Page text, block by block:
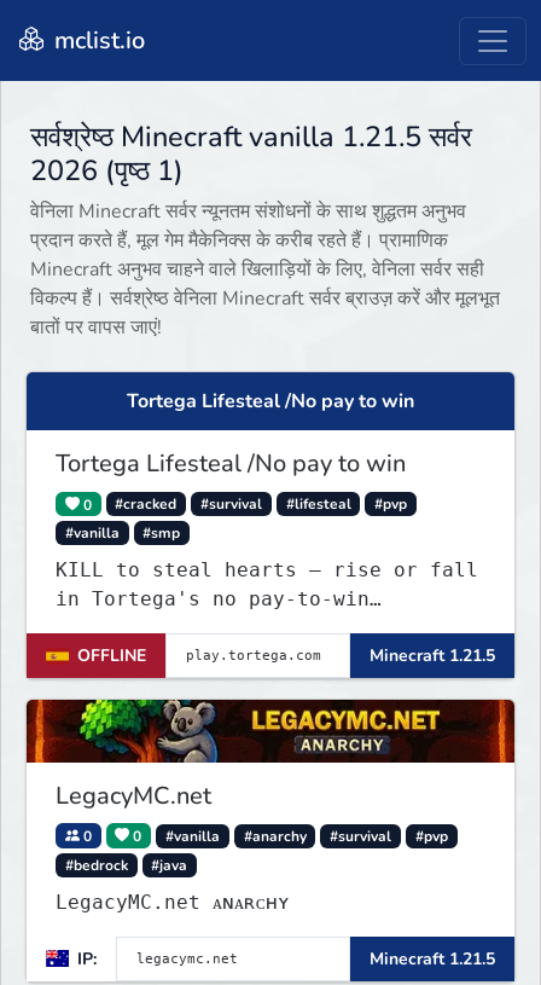
mclist.io
सर्वश्रेष्ठ Minecraft vanilla 1.21.5 सर्वर
2026 (पृष्ठ 1)
वेनिला Minecraft सर्वर न्यूनतम संशोधनों के साथ शुद्धतम अनुभव
प्रदान करते हैं, मूल गेम मैकेनिक्स के करीब रहते हैं। प्रामाणिक
Minecraft अनुभव चाहने वाले खिलाड़ियों के लिए, वेनिला सर्वर सही
विकल्प हैं। सर्वश्रेष्ठ वेनिला Minecraft सर्वर ब्राउज़ करें और मूलभूत
बातों पर वापस जाएं!
Tortega Lifesteal /No pay to win
Tortega Lifesteal /No pay to win
0 #cracked #survival #lifesteal
#pvp
#vanilla
#smp
KILL to steal hearts – rise or fall
in Tortega's no pay-to-win
Lifesteal SMP. Survive brutal
fights, form powerful teams, and
dominate the EU arena.
OFFLINE Minecraft 1.21.5
LegacyMC.net
0 0 #vanilla #anarchy #survival
#pvp
#bedrock
#java
LegacyMC.net ᴀɴᴀʀᴄʜʏ
IP: Minecraft 1.21.5